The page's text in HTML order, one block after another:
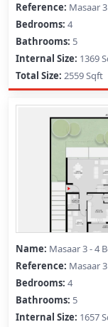
Masaar
4
5
1369
2559 Sqft
Masaar 3 - 4
Masaar
4
5
1657